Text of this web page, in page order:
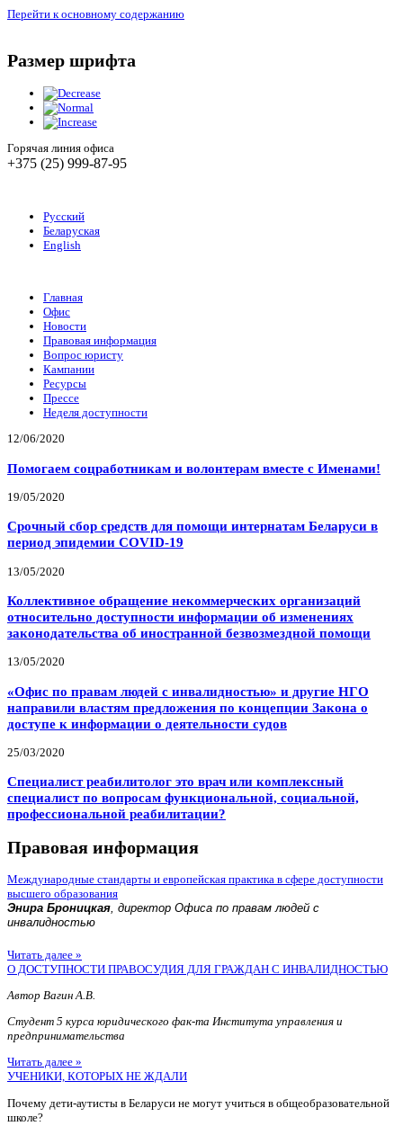
Перейти к основному содержанию
Размер шрифта
Горячая линия офиса
+375 (25) 999-87-95
Русский
Беларуская
English
Главная
Офис
Новости
Правовая информация
Вопрос юристу
Кампании
Ресурсы
Прессе
Неделя доступности
12/06/2020
Помогаем соцработникам и волонтерам вместе с Именами!
19/05/2020
Срочный сбор средств для помощи интернатам Беларуси в
период эпидемии COVID-19
13/05/2020
Коллективное обращение некоммерческих организаций
относительно доступности информации об изменениях
законодательства об иностранной безвозмездной помощи
13/05/2020
«Офис по правам людей с инвалидностью» и другие НГО
направили властям предложения по концепции Закона о
доступе к информации о деятельности судов
25/03/2020
Специалист реабилитолог это врач или комплексный
специалист по вопросам функциональной, социальной,
профессиональной реабилитации?
Правовая информация
Международные стандарты и европейская практика в сфере доступности
высшего образования
Энира Броницкая, директор Офиса по правам людей с
инвалидностью
Читать далее »
О ДОСТУПНОСТИ ПРАВОСУДИЯ ДЛЯ ГРАЖДАН С ИНВАЛИДНОСТЬЮ
Автор Вагин А.В.
Студент 5 курса юридического фак-та Института управления и
предпринимательства
Читать далее »
УЧЕНИКИ, КОТОРЫХ НЕ ЖДАЛИ
Почему дети-аутисты в Беларуси не могут учиться в общеобразовательной
школе?